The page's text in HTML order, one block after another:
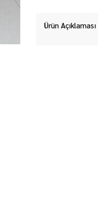
Ürün Açıklaması